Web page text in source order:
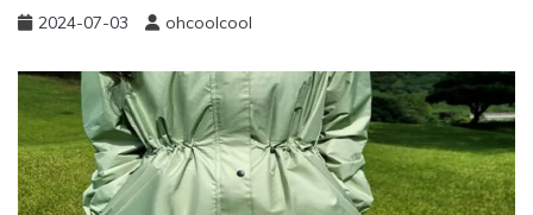
2024-07-03 ohcoolcool